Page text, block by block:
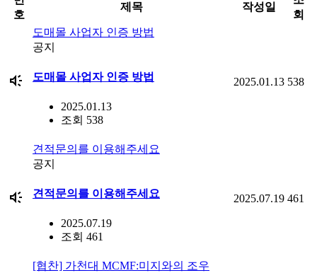
호
제목 작성일
회
brand_awareness
도매몰 사업자 인증 방법
공지
도매몰 사업자 인증 방법
2025.01.13
조회 538
2025.01.13 538
brand_awareness
견적문의를 이용해주세요
공지
견적문의를 이용해주세요
2025.07.19
조회 461
2025.07.19 461
[협찬] 가천대 MCMF:미지와의 조우